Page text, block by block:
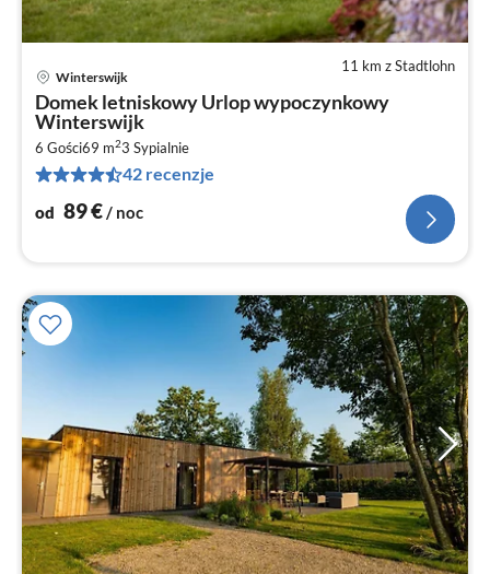
11 km z Stadtlohn
Winterswijk
Domek letniskowy Urlop wypoczynkowy
Winterswijk
6 Gości69 m23 Sypialnie
42 recenzje
od 89€/ noc